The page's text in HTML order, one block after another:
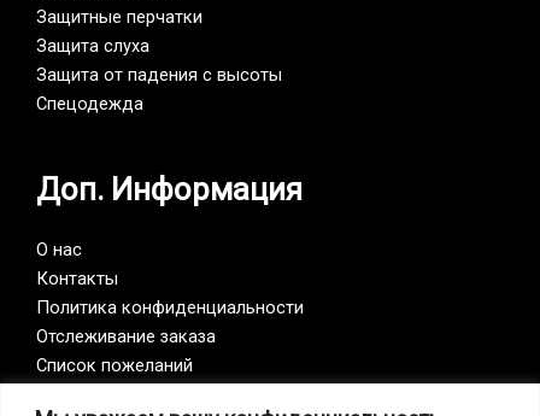
Защитные перчатки
Защита слуха
Защита от падения с высоты
Спецодежда
Доп. Информация
О нас
Контакты
Политика конфиденциальности
Отслеживание заказа
Список пожеланий